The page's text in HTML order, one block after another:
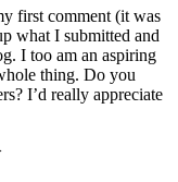
first comment (it was
what I submitted and
I too am an aspiring
thing. Do you
I’d really appreciate